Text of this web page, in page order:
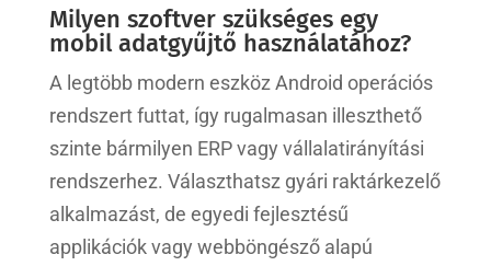
Milyen szoftver szükséges egy
mobil adatgyűjtő használatához?
A legtöbb modern eszköz Android operációs
rendszert futtat, így rugalmasan illeszthető
szinte bármilyen ERP vagy vállalatirányítási
rendszerhez. Választhatsz gyári raktárkezelő
alkalmazást, de egyedi fejlesztésű
applikációk vagy webböngésző alapú